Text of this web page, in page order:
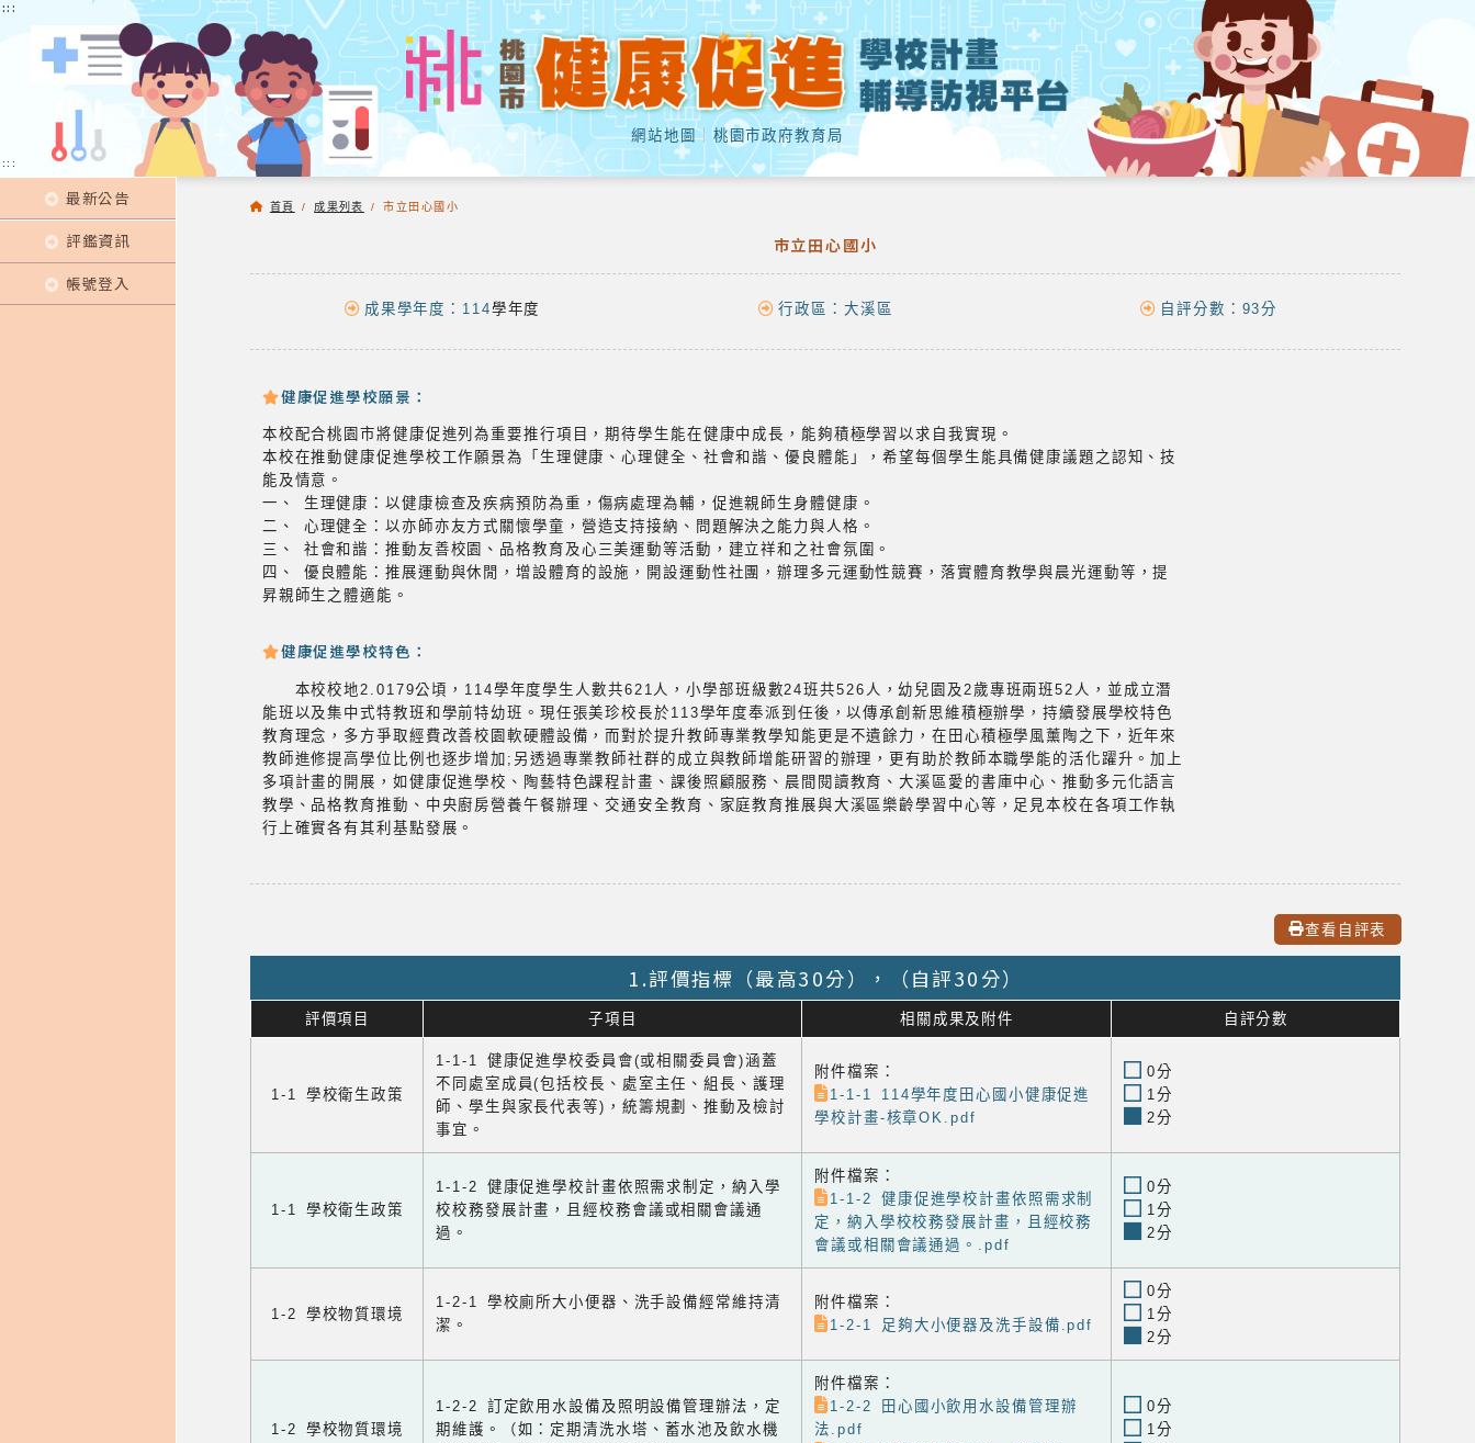
:::
網站地圖｜ 桃園市政府教育局
:::
最新公告
評鑑資訊
帳號登入
首頁 /成果列表 / 市立田心國小
市立田心國小
成果學年度：114學年度 行政區： 大溪區 自評分數： 93分
健康促進學校願景：
本校配合桃園市將健康促進列為重要推行項目，期待學生能在健康中成長，能夠積極學習以求自我實現。
本校在推動健康促進學校工作願景為「生理健康、心理健全、社會和諧、優良體能」，希望每個學生能具備健康議題之認知、技
能及情意。
一、 生理健康：以健康檢查及疾病預防為重，傷病處理為輔，促進親師生身體健康。
二、 心理健全：以亦師亦友方式關懷學童，營造支持接納、問題解決之能力與人格。
三、 社會和諧：推動友善校園、品格教育及心三美運動等活動，建立祥和之社會氛圍。
四、 優良體能：推展運動與休閒，增設體育的設施，開設運動性社團，辦理多元運動性競賽，落實體育教學與晨光運動等，提
昇親師生之體適能。
健康促進學校特色：
本校校地2.0179公頃，114學年度學生人數共621人，小學部班級數24班共526人，幼兒園及2歲專班兩班52人，並成立潛
能班以及集中式特教班和學前特幼班。現任張美珍校長於113學年度奉派到任後，以傳承創新思維積極辦學，持續發展學校特色
教育理念，多方爭取經費改善校園軟硬體設備，而對於提升教師專業教學知能更是不遺餘力，在田心積極學風薰陶之下，近年來
教師進修提高學位比例也逐步增加;另透過專業教師社群的成立與教師增能研習的辦理，更有助於教師本職學能的活化躍升。加上
多項計畫的開展，如健康促進學校、陶藝特色課程計畫、課後照顧服務、晨間閱讀教育、大溪區愛的書庫中心、推動多元化語言
教學、品格教育推動、中央廚房營養午餐辦理、交通安全教育、家庭教育推展與大溪區樂齡學習中心等，足見本校在各項工作執
行上確實各有其利基點發展。
查看自評表
1.評價指標（最高30分），（自評30分）
評價項目 子項目 相關成果及附件 自評分數
1-1 學校衛生政策
1-1-1 健康促進學校委員會(或相關委員會)涵蓋
不同處室成員(包括校長、處室主任、組長、護理
師、學生與家長代表等)，統籌規劃、推動及檢討
事宜。
附件檔案：
1-1-1 114學年度田心國小健康促進
學校計畫-核章OK.pdf
0分
1分
2分
1-1 學校衛生政策
1-1-2 健康促進學校計畫依照需求制定，納入學
校校務發展計畫，且經校務會議或相關會議通
過。
附件檔案：
1-1-2 健康促進學校計畫依照需求制
定，納入學校校務發展計畫，且經校務
會議或相關會議通過。.pdf
0分
1分
2分
1-2 學校物質環境
1-2-1 學校廁所大小便器、洗手設備經常維持清
潔。
附件檔案：
1-2-1 足夠大小便器及洗手設備.pdf
0分
1分
2分
1-2 學校物質環境
1-2-2 訂定飲用水設備及照明設備管理辦法，定
期維護。（如：定期清洗水塔、蓄水池及飲水機
附件檔案：
1-2-2 田心國小飲用水設備管理辦
法.pdf
0分
1分
:::